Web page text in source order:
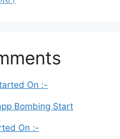
On :-
Bombing Start
On :-